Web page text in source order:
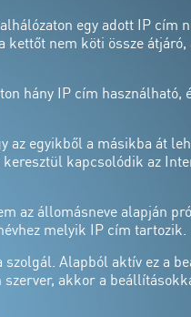
egy adott IP cím
kettőt nem köti össze
hány IP cím használható,
az egyikből a másikba át
kapcsolódik az
az állomásneve alapján
melyik IP cím tartozik.
Alapból aktív ez a
szerver, akkor a